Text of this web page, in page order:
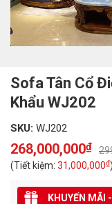
Sofa Tân Cổ
Khẩu WJ202
SKU: WJ202
Original
price
was:
299,000,000₫.
268,000,000₫
Current
price
is:
268,000,000₫.
(Tiết kiệm: 31,000,000₫)
KHUYẾN MÃI